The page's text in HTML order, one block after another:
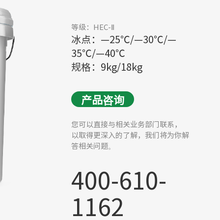
等级：HEC-Ⅱ
冰点：—25℃/—30℃/—
35℃/—40℃
规格：9kg/18kg
产品咨询
您可以直接与相关业务部门联系，
以取得更深入的了解，我们将为你解
答相关问题。
400-610-
1162